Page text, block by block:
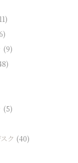
(9)
(5)
ク (40)